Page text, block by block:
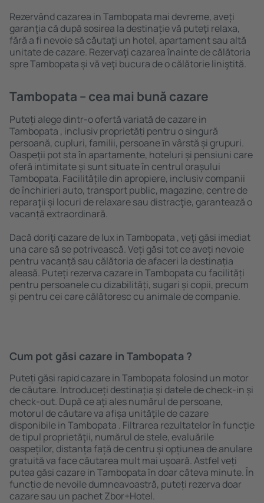
Rezervând cazarea in Tambopata mai devreme, aveți
garanţia că după sosirea la destinație vă puteţi relaxa,
fără a fi nevoie să căutaţi un hotel, apartament sau altă
unitate de cazare. Rezervaţi cazarea înainte de călătoria
spre Tambopata și vă veţi bucura de o călătorie liniştită.
Tambopata – cea mai bună cazare
Puteți alege dintr-o ofertă variată de cazare in
Tambopata , inclusiv proprietăți pentru o singură
persoană, cupluri, familii, persoane ȋn vârstă și grupuri.
Oaspeţii pot sta în apartamente, hoteluri și pensiuni care
oferă intimitate și sunt situate în centrul orașului
Tambopata. Facilitățile din apropiere, inclusiv companii
de închirieri auto, transport public, magazine, centre de
reparaţii și locuri de relaxare sau distracţie, garantează o
vacanță extraordinară.
Dacă doriţi cazare de lux in Tambopata , veţi găsi imediat
una care să se potrivească. Veți găsi tot ce aveți nevoie
pentru vacanță sau călătoria de afaceri la destinația
aleasă. Puteți rezerva cazare in Tambopata cu facilități
pentru persoanele cu dizabilități, sugari și copii, precum
și pentru cei care călătoresc cu animale de companie.
Cum pot găsi cazare in Tambopata ?
Puteți găsi rapid cazare in Tambopata folosind un motor
de căutare. Introduceți destinația și datele de check-in și
check-out. După ce ați ales numărul de persoane,
motorul de căutare va afișa unităţile de cazare
disponibile in Tambopata . Filtrarea rezultatelor în funcție
de tipul proprietăţii, numărul de stele, evaluările
oaspeților, distanța față de centru și opțiunea de anulare
gratuită va face căutarea mult mai ușoară. Astfel veți
putea găsi cazare in Tambopata în doar câteva minute. În
funcție de nevoile dumneavoastră, puteți rezerva doar
cazare sau un pachet Zbor+Hotel.